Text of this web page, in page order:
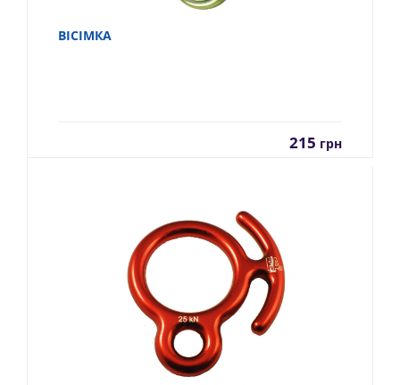
ВІСІМКА
215 грн